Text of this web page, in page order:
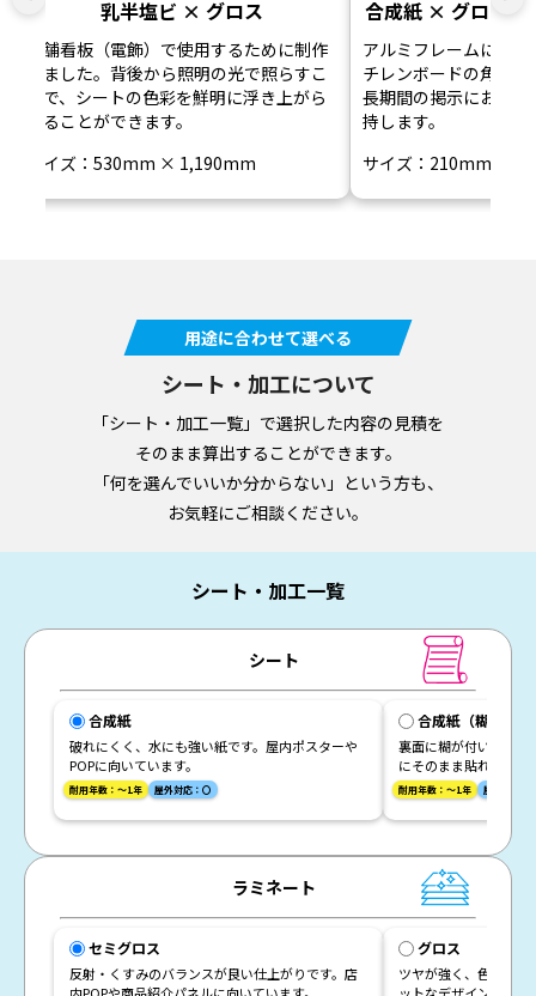
乳半塩ビ × グロス
店舗看板（電飾）で使用するために制作
しました。背後から照明の光で照らすこ
とで、シートの色彩を鮮明に浮き上がら
せることができます。
サイズ：530mm × 1,190mm
合成紙 × グロス ×
アルミフレームによ
チレンボードの角の
長期間の掲示におい
持します。
サイズ：210mm ×
用途に合わせて選べる
シート・加工について
「シート・加工一覧」で選択した内容の見積を
そのまま算出することができます。
「何を選んでいいか分からない」という方も、
お気軽にご相談ください。
シート・加工一覧
シート
合成紙
破れにくく、水にも強い紙です。屋内ポスターや
POPに向いています。
耐用年数：～1年 屋外対応：〇
合成紙（糊付き）
裏面に糊が付いた破れ
にそのまま貼れます。
耐用年数：～1年 屋外対応：
ラミネート
セミグロス
反射・くすみのバランスが良い仕上がりです。店
内POPや商品紹介パネルに向いています。
グロス
ツヤが強く、色がハッ
ットなデザインにオス